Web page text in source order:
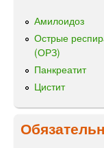
Амилоидоз
Острые
(ОРЗ)
Панкреатит
Цистит